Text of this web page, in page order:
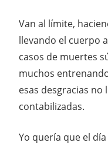
Van al límite,
llevando el cuerpo
casos de muertes
muchos
esas desgracias no
contabilizadas.
Yo quería que el